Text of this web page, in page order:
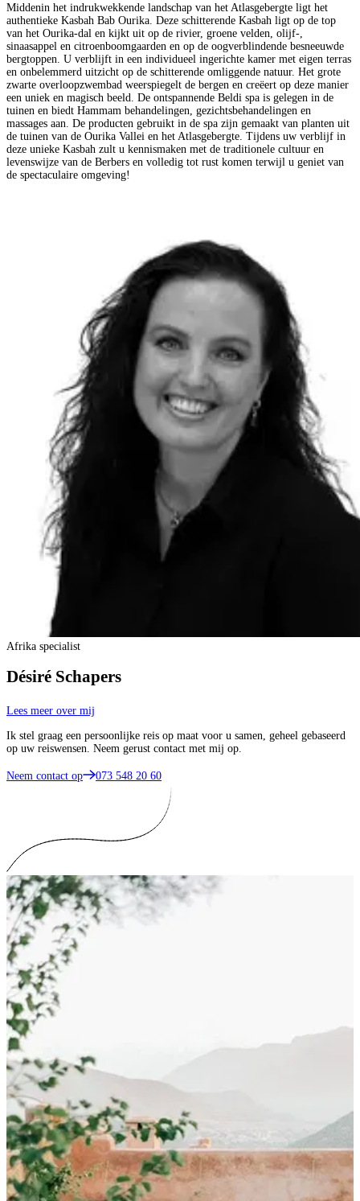
Middenin het indrukwekkende landschap van het Atlasgebergte ligt het
authentieke Kasbah Bab Ourika. Deze schitterende Kasbah ligt op de top
van het Ourika-dal en kijkt uit op de rivier, groene velden, olijf-,
sinaasappel en citroenboomgaarden en op de oogverblindende besneeuwde
bergtoppen. U verblijft in een individueel ingerichte kamer met eigen terras
en onbelemmerd uitzicht op de schitterende omliggende natuur. Het grote
zwarte overloopzwembad weerspiegelt de bergen en creëert op deze manier
een uniek en magisch beeld. De ontspannende Beldi spa is gelegen in de
tuinen en biedt Hammam behandelingen, gezichtsbehandelingen en
massages aan. De producten gebruikt in de spa zijn gemaakt van planten uit
de tuinen van de Ourika Vallei en het Atlasgebergte. Tijdens uw verblijf in
deze unieke Kasbah zult u kennismaken met de traditionele cultuur en
levenswijze van de Berbers en volledig tot rust komen terwijl u geniet van
de spectaculaire omgeving!
Afrika specialist
Désiré Schapers
Lees meer over mij
Ik stel graag een persoonlijke reis op maat voor u samen, geheel gebaseerd
op uw reiswensen. Neem gerust contact met mij op.
Neem contact op 073 548 20 60